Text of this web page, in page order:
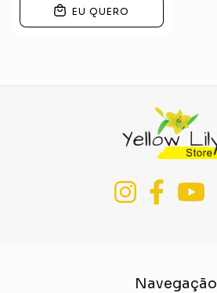
EU QUERO
Navegação